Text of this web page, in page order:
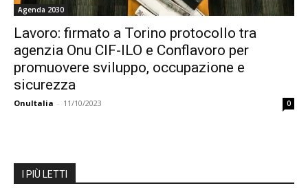
Agenda 2030
Lavoro: firmato a Torino protocollo tra
agenzia Onu CIF-ILO e Conflavoro per
promuovere sviluppo, occupazione e
sicurezza
OnuItalia - 11/10/2023 0
I PIÙ LETTI